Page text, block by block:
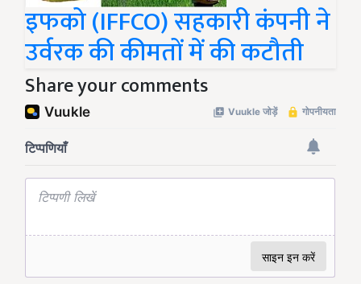
इफको (IFFCO) सहकारी कंपनी ने
उर्वरक की कीमतों में की कटौती
Share your comments